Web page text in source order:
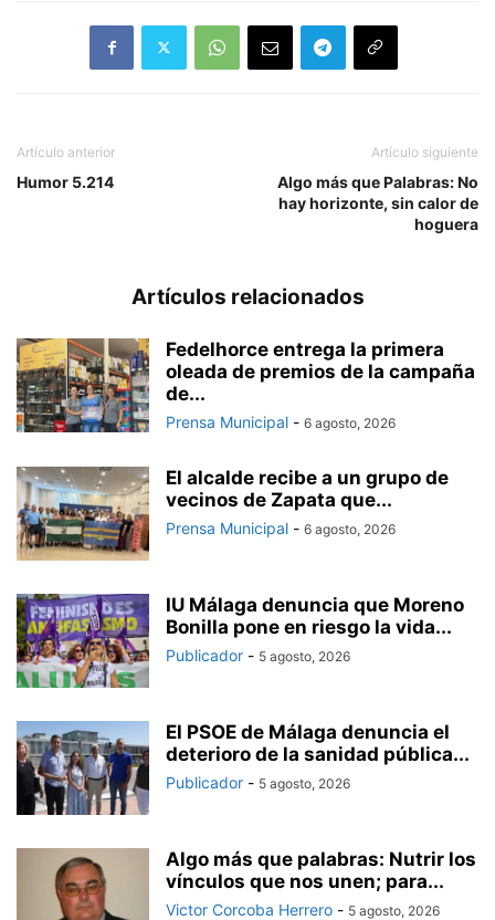
Artículo anterior
Humor 5.214
Artículo siguiente
Algo más que Palabras: No
hay horizonte, sin calor de
hoguera
Artículos relacionados
Fedelhorce entrega la primera
oleada de premios de la campaña
de...
Prensa Municipal - 6 agosto, 2026
El alcalde recibe a un grupo de
vecinos de Zapata que...
Prensa Municipal - 6 agosto, 2026
IU Málaga denuncia que Moreno
Bonilla pone en riesgo la vida...
Publicador - 5 agosto, 2026
El PSOE de Málaga denuncia el
deterioro de la sanidad pública...
Publicador - 5 agosto, 2026
Algo más que palabras: Nutrir los
vínculos que nos unen; para...
Victor Corcoba Herrero - 5 agosto, 2026